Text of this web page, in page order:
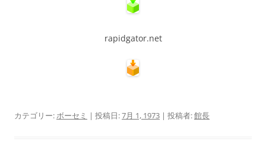
rapidgator.net
カテゴリー:ボーセミ | 投稿日:7月 1, 1973 | 投稿者:館長